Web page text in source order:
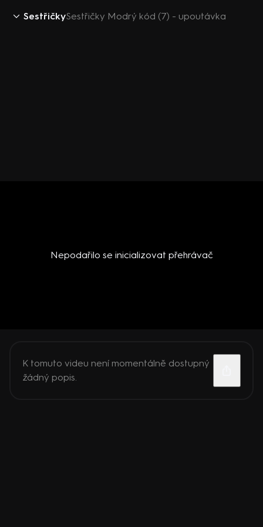
SestřičkySestřičky Modrý kód (7) - upoutávka
Nepodařilo se inicializovat přehrávač
K tomuto videu není momentálně dostupný
žádný popis.